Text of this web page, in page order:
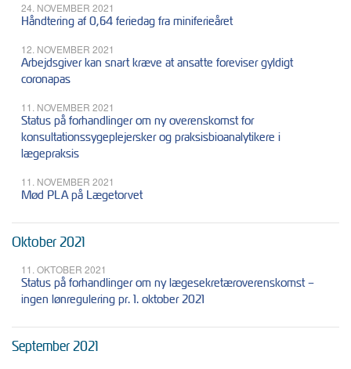
24. NOVEMBER 2021
Håndtering af 0,64 feriedag fra miniferieåret
12. NOVEMBER 2021
Arbejdsgiver kan snart kræve at ansatte foreviser gyldigt
coronapas
11. NOVEMBER 2021
Status på forhandlinger om ny overenskomst for
konsultationssygeplejersker og praksisbioanalytikere i
lægepraksis
11. NOVEMBER 2021
Mød PLA på Lægetorvet
Oktober 2021
11. OKTOBER 2021
Status på forhandlinger om ny lægesekretæroverenskomst –
ingen lønregulering pr. 1. oktober 2021
September 2021